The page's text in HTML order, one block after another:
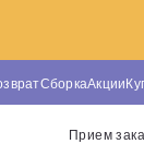
СборкаАкции
Прием